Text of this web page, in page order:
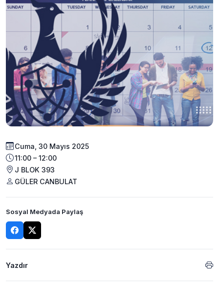
Cuma, 30 Mayıs 2025
11:00 – 12:00
J BLOK 393
GÜLER CANBULAT
Sosyal Medyada Paylaş
Yazdır